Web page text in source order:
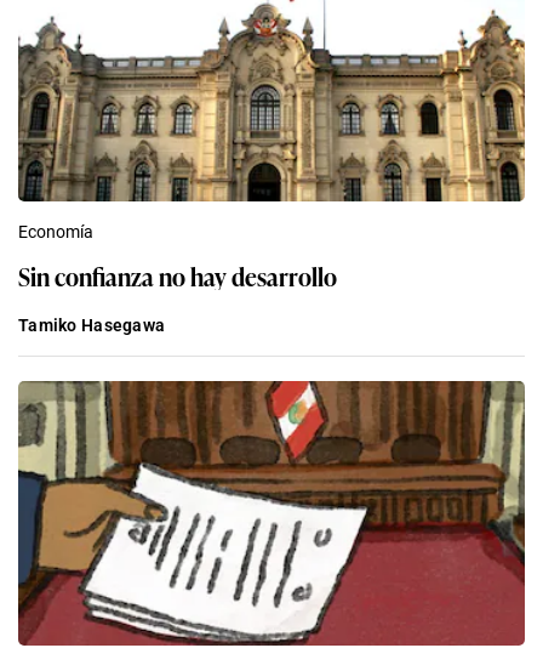
Economía
Sin confianza no hay desarrollo
Tamiko Hasegawa